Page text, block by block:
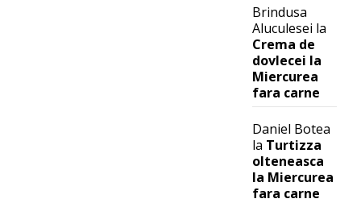
Brindusa
Aluculesei la
Crema de
dovlecei la
Miercurea
fara carne
Daniel Botea
la Turtizza
olteneasca
la Miercurea
fara carne